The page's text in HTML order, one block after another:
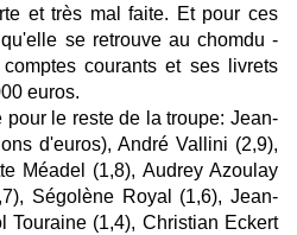
et très mal faite. Et pour ces
se retrouve au chomdu -
courants et ses livrets
euros.
le reste de la troupe: Jean-
d'euros), André Vallini (2,9),
Méadel (1,8), Audrey Azoulay
Ségolène Royal (1,6), Jean-
Touraine (1,4), Christian Eckert